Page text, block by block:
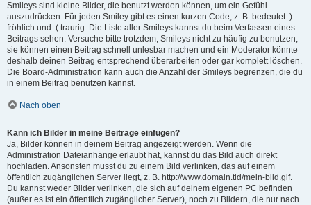
Smileys sind kleine Bilder, die benutzt werden können, um ein Gefühl
auszudrücken. Für jeden Smiley gibt es einen kurzen Code, z. B. bedeutet :)
fröhlich und :( traurig. Die Liste aller Smileys kannst du beim Verfassen eines
Beitrags sehen. Versuche bitte trotzdem, Smileys nicht zu häufig zu benutzen,
sie können einen Beitrag schnell unlesbar machen und ein Moderator könnte
deshalb deinen Beitrag entsprechend überarbeiten oder gar komplett löschen.
Die Board-Administration kann auch die Anzahl der Smileys begrenzen, die du
in einem Beitrag benutzen kannst.
Nach oben
Kann ich Bilder in meine Beiträge einfügen?
Ja, Bilder können in deinem Beitrag angezeigt werden. Wenn die
Administration Dateianhänge erlaubt hat, kannst du das Bild auch direkt
hochladen. Ansonsten musst du zu einem Bild verlinken, das auf einem
öffentlich zugänglichen Server liegt, z. B. http://www.domain.tld/mein-bild.gif.
Du kannst weder Bilder verlinken, die sich auf deinem eigenen PC befinden
(außer es ist ein öffentlich zugänglicher Server), noch zu Bildern, die nur nach